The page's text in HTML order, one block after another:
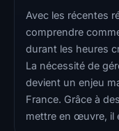
Avec les récentes
comprendre
durant les heures
La nécessité de
devient un enjeu
France. Grâce à
mettre en œuvre, il